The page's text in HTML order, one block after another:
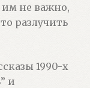
им не важно,
разлучить
1990-х
и